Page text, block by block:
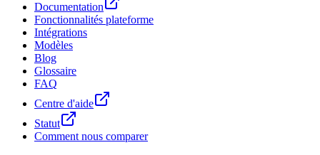
Documentation
Fonctionnalités plateforme
Intégrations
Modèles
Blog
Glossaire
FAQ
Centre d'aide
Statut
Comment nous comparer